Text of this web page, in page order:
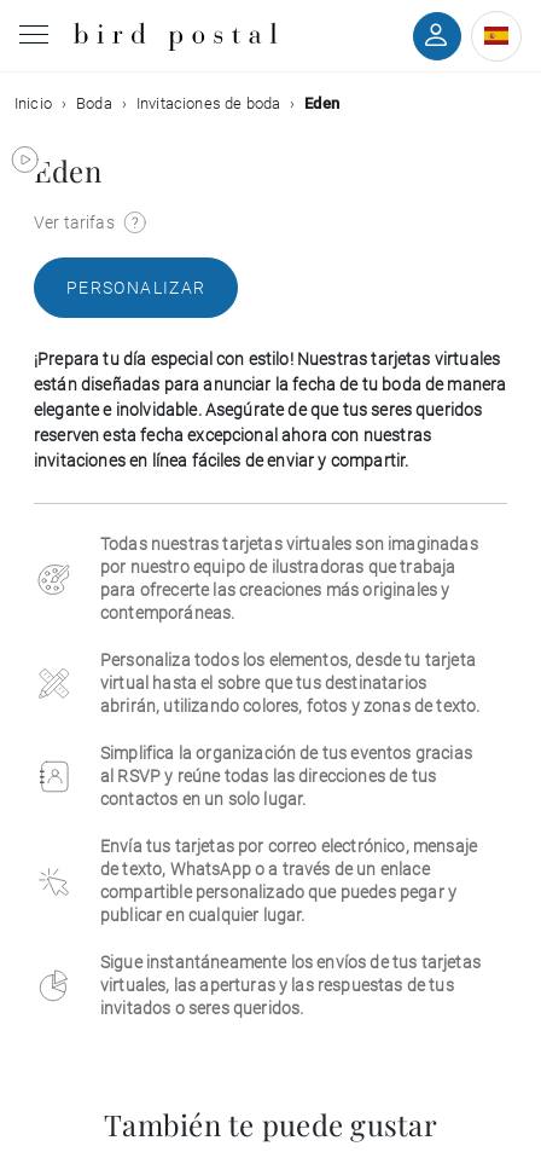
Boda
Nacimiento
Comunión
Condolencias
Cumpleaños
Empresa
Inicio Boda Invitaciones de boda Eden
Eden
Ver tarifas
PERSONALIZAR
¡Prepara tu día especial con estilo! Nuestras tarjetas virtuales
están diseñadas para anunciar la fecha de tu boda de manera
elegante e inolvidable. Asegúrate de que tus seres queridos
reserven esta fecha excepcional ahora con nuestras
invitaciones en línea fáciles de enviar y compartir.
Todas nuestras tarjetas virtuales son imaginadas
por nuestro equipo de ilustradoras que trabaja
para ofrecerte las creaciones más originales y
contemporáneas.
Personaliza todos los elementos, desde tu tarjeta
virtual hasta el sobre que tus destinatarios
abrirán, utilizando colores, fotos y zonas de texto.
Simplifica la organización de tus eventos gracias
al RSVP y reúne todas las direcciones de tus
contactos en un solo lugar.
Envía tus tarjetas por correo electrónico, mensaje
de texto, WhatsApp o a través de un enlace
compartible personalizado que puedes pegar y
publicar en cualquier lugar.
Sigue instantáneamente los envíos de tus tarjetas
virtuales, las aperturas y las respuestas de tus
invitados o seres queridos.
También te puede gustar